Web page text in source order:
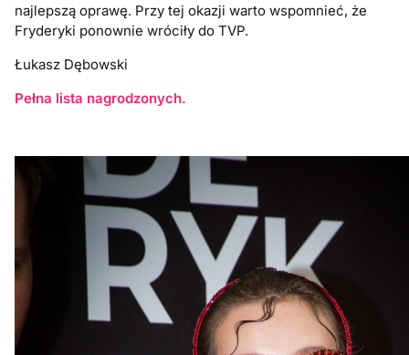
najlepszą oprawę. Przy tej okazji warto wspomnieć, że
Fryderyki ponownie wróciły do TVP.
Łukasz Dębowski
Pełna lista nagrodzonych.